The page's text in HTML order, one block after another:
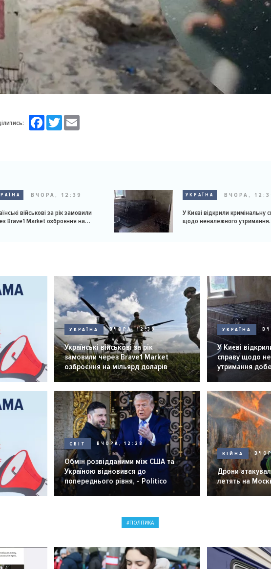
FacebookTwitter
ВЧОРА, 12:39
військові за рік замовили
Brave1 Market озброєння на
УКРАЇНА ВЧОРА,
У Києві відкрили кримінальну
щодо неналежного утримання
УКРАЇНА ВЧОРА, 12:39
Українські військові за рік
замовили через Brave1 Market
озброєння на мільярд доларів
УКРАЇНА
У Києві
справу щодо
утримання
розпліднику
СВІТ ВЧОРА, 12:28
Обмін розвідданими між США та
Україною відновився до
попереднього рівня, - Politico
ВІЙНА
Дрони
летять на
ПОЛІТИКА